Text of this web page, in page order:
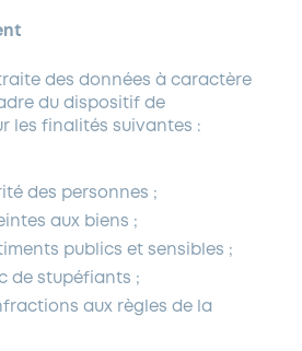
des données à caractère
du dispositif de
les finalités suivantes :
des personnes ;
aux biens ;
publics et sensibles ;
de stupéfiants ;
aux règles de la